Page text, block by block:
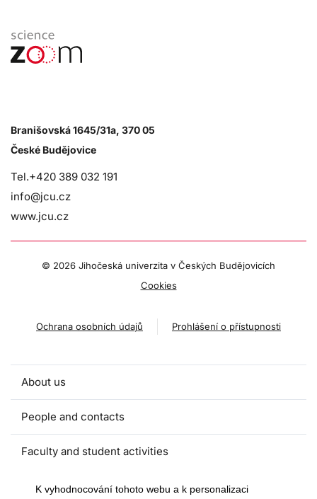
Branišovská 1645/31a, 370 05
České Budějovice
Tel.+420 389 032 191
info@jcu.cz
www.jcu.cz
© 2026 Jihočeská univerzita v Českých Budějovicích
Cookies
Ochrana osobních údajů Prohlášení o přístupnosti
About us
People and contacts
Faculty and student activities
Projects and strategic partnerships
K vyhodnocování tohoto webu a k personalizaci